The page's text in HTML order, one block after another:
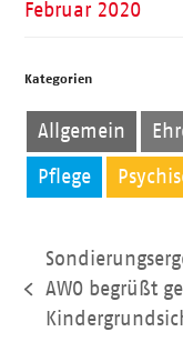
Februar 2020
Kategorien
Allgemein
Pflege
vorheriger
Beitrag:
AWO begrüßt